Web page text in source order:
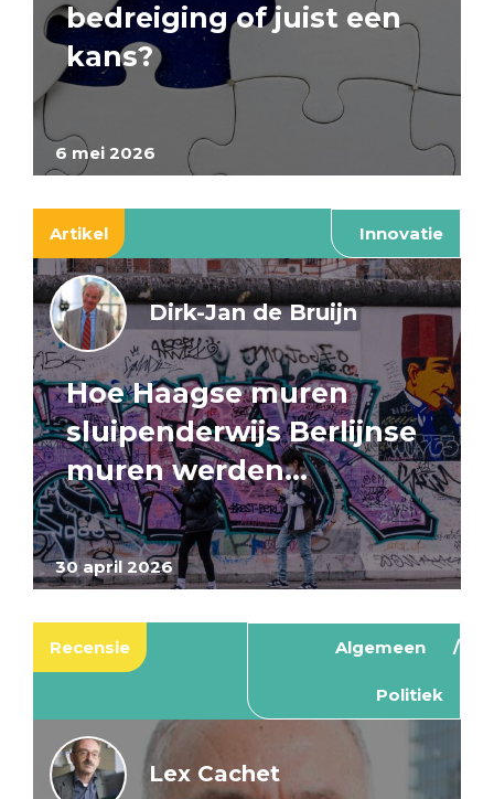
6 mei 2026
bedreiging of juist een
kans?
Artikel Innovatie
30 april 2026
Dirk-Jan de Bruijn
Hoe Haagse muren
sluipenderwijs Berlijnse
muren werden…
Recensie Algemeen
Politiek
Lex Cachet